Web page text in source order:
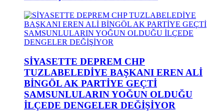
SİYASETTE DEPREM CHP
TUZLABELEDİYE BAŞKANI EREN ALİ
BİNGÖL AK PARTİYE GEÇTİ
SAMSUNLULARIN YOĞUN OLDUĞU
İLÇEDE DENGELER DEĞİŞİYOR